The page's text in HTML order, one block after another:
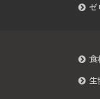
ゼ
食
生